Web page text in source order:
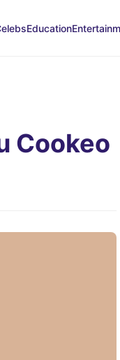
Education
Cookeo